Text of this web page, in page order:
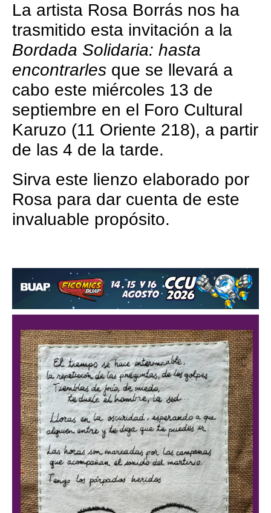
La artista Rosa Borrás nos ha
trasmitido esta invitación a la
Bordada Solidaria: hasta
encontrarles que se llevará a
cabo este miércoles 13 de
septiembre en el Foro Cultural
Karuzo (11 Oriente 218), a partir
de las 4 de la tarde.
Sirva este lienzo elaborado por
Rosa para dar cuenta de este
invaluable propósito.